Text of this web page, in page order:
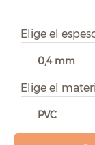
Elige el
Elige el